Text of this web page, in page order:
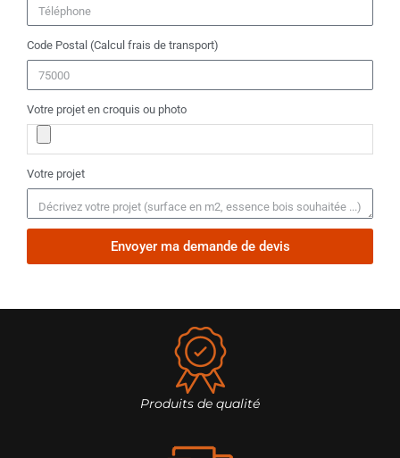
Code Postal (Calcul frais de transport)
Votre projet en croquis ou photo
Votre projet
Envoyer ma demande de devis
Produits de qualité